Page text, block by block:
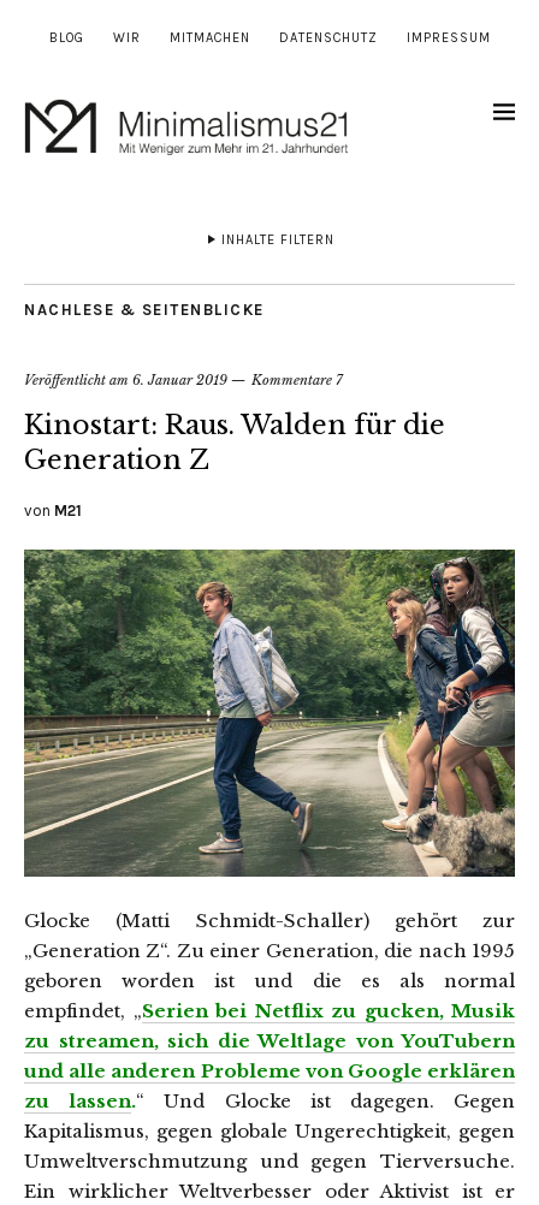
BLOG WIR MITMACHEN DATENSCHUTZ IMPRESSUM
INHALTE FILTERN
NACHLESE & SEITENBLICKE
Veröffentlicht am 6. Januar 2019 Kommentare 7
Kinostart: Raus. Walden für die
Generation Z
von M21
Glocke (Matti Schmidt-Schaller) gehört zur
„Generation Z“. Zu einer Generation, die nach 1995
geboren worden ist und die es als normal
empfindet, „Serien bei Netflix zu gucken, Musik
zu streamen, sich die Weltlage von YouTubern
und alle anderen Probleme von Google erklären
zu lassen.“ Und Glocke ist dagegen. Gegen
Kapitalismus, gegen globale Ungerechtigkeit, gegen
Umweltverschmutzung und gegen Tierversuche.
Ein wirklicher Weltverbesser oder Aktivist ist er